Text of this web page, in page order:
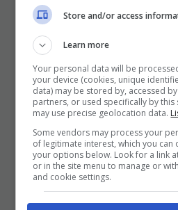
I Pro E I Contro Di
Che Punta A
Per Sempre
25 Novembre 2025
Store and/or access
Learn more
Your personal data will be
your device (cookies, unique
data) may be stored by, accessed
partners, or used specifically by
may use precise geolocation data.
Some vendors may process your
of legitimate interest, which you
your options below. Look for a link
or in the site menu to manage or
and cookie settings.